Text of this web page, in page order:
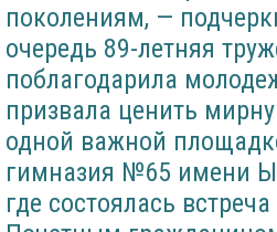
поколениям, —
очередь 89-летняя
поблагодарила
призвала ценить
одной важной
гимназия №65 имени
где состоялась